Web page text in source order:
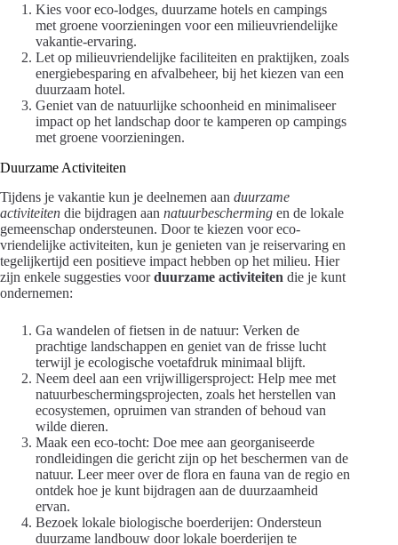
Kies voor eco-lodges, duurzame hotels en campings
met groene voorzieningen voor een milieuvriendelijke
vakantie-ervaring.
Let op milieuvriendelijke faciliteiten en praktijken, zoals
energiebesparing en afvalbeheer, bij het kiezen van een
duurzaam hotel.
Geniet van de natuurlijke schoonheid en minimaliseer
impact op het landschap door te kamperen op campings
met groene voorzieningen.
Duurzame Activiteiten
Tijdens je vakantie kun je deelnemen aan duurzame
activiteiten die bijdragen aan natuurbescherming en de lokale
gemeenschap ondersteunen. Door te kiezen voor eco-
vriendelijke activiteiten, kun je genieten van je reiservaring en
tegelijkertijd een positieve impact hebben op het milieu. Hier
zijn enkele suggesties voorduurzame activiteiten die je kunt
ondernemen:
Ga wandelen of fietsen in de natuur: Verken de
prachtige landschappen en geniet van de frisse lucht
terwijl je ecologische voetafdruk minimaal blijft.
Neem deel aan een vrijwilligersproject: Help mee met
natuurbeschermingsprojecten, zoals het herstellen van
ecosystemen, opruimen van stranden of behoud van
wilde dieren.
Maak een eco-tocht: Doe mee aan georganiseerde
rondleidingen die gericht zijn op het beschermen van de
natuur. Leer meer over de flora en fauna van de regio en
ontdek hoe je kunt bijdragen aan de duurzaamheid
ervan.
Bezoek lokale biologische boerderijen: Ondersteun
duurzame landbouw door lokale boerderijen te